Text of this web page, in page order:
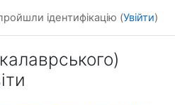
ідентифікацію (Увійти)